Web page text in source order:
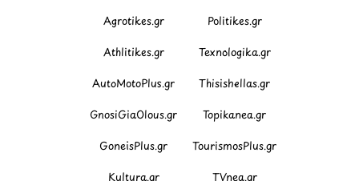
Agrotikes.gr Politikes.gr
Athlitikes.gr Texnologika.gr
AutoMotoPlus.gr Thisishellas.gr
GnosiGiaOlous.gr Topikanea.gr
GoneisPlus.gr TourismosPlus.gr
Kultura.gr TVnea.gr